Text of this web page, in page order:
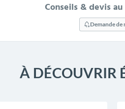
Conseils & devis au
Demande de
À DÉCOUVRIR